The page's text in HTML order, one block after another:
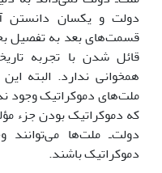
دولت و یکسان دانستن
قسمت‌هاى بعد به تفصیل
قائل شدن با تجربه
همخوانى ندارد. البته
ملت‌هاى دموکراتیک وجود
که دموکراتیک بودن جزء
دولت‌ـ ملت‌ها مى‌توانند
دموکراتیک باشند.